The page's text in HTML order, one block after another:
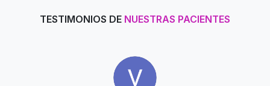
TESTIMONIOS DE NUESTRAS PACIENTES